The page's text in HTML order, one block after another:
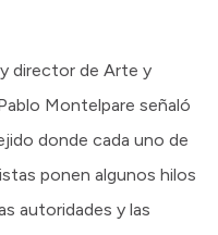
director de Arte y
Montelpare señaló
donde cada uno de
ponen algunos hilos
autoridades y las